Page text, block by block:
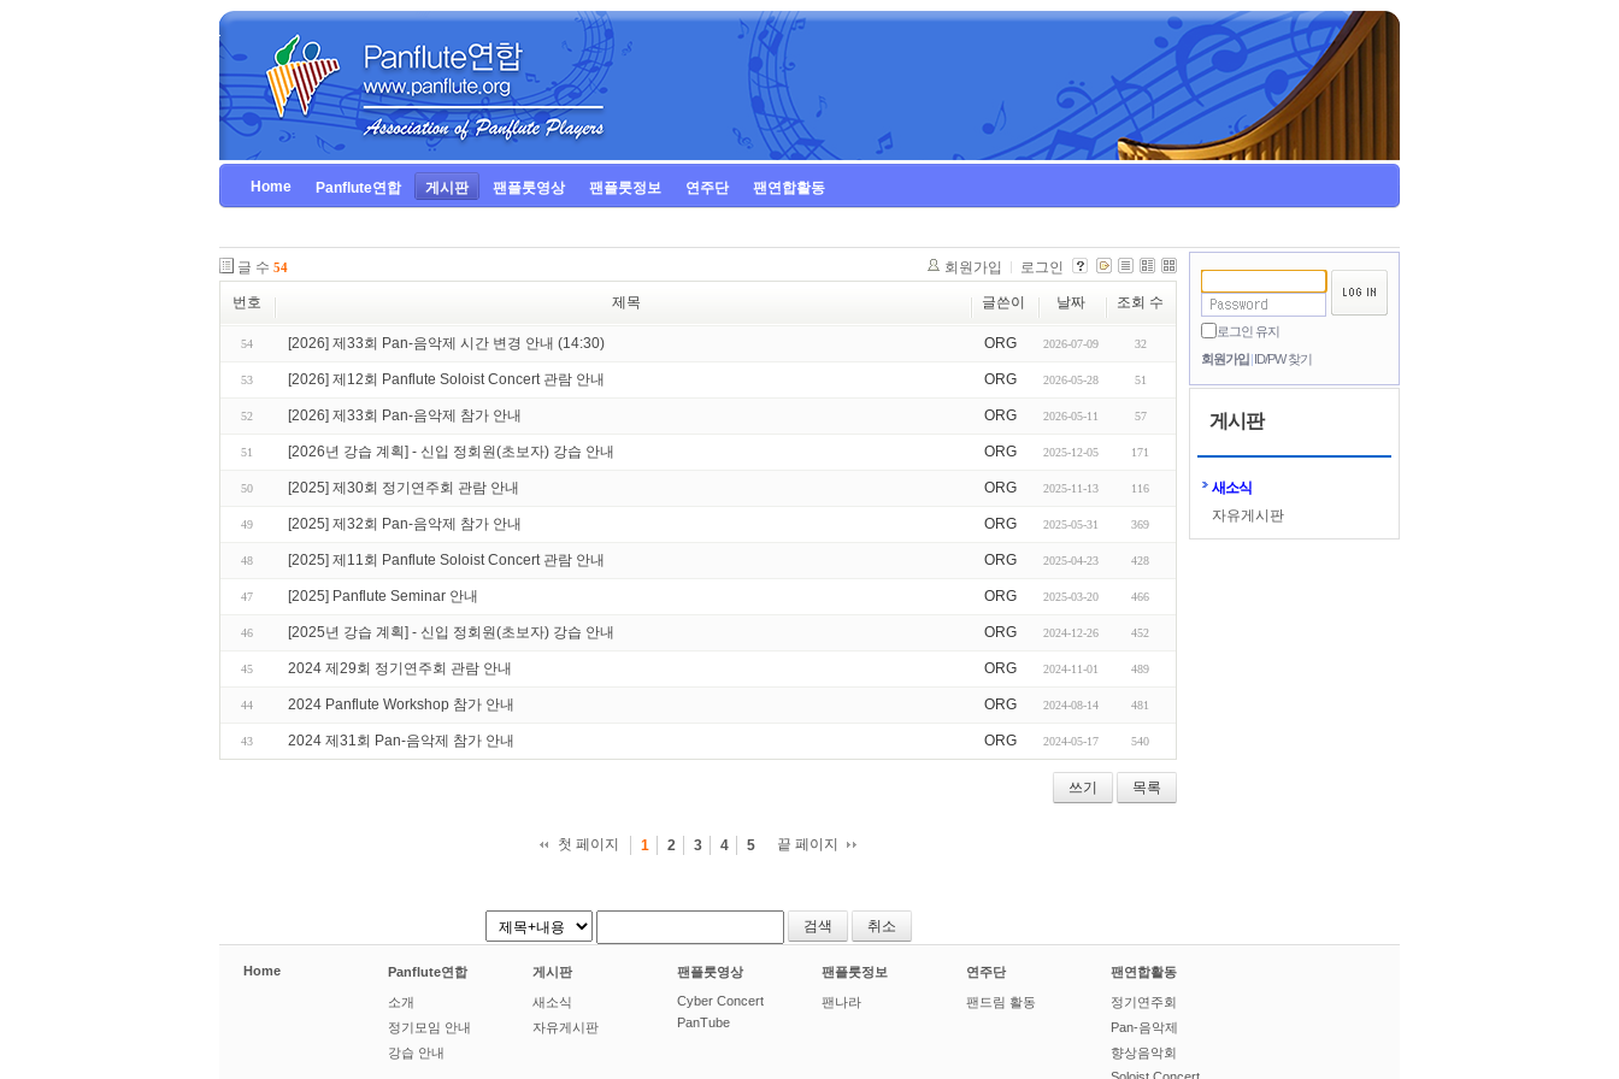
Home Panflute연합 게시판 팬플룻영상 팬플룻정보 연주단 팬연합활동
로그인 유지
회원가입 ID/PW 찾기
게시판
새소식
자유게시판
글 수 54 회원가입 로그인
번호 제목 글쓴이 날짜 조회 수
54 [2026] 제33회 Pan-음악제 시간 변경 안내 (14:30) ORG 2026-07-09 32
53 [2026] 제12회 Panflute Soloist Concert 관람 안내 ORG 2026-05-28 51
52 [2026] 제33회 Pan-음악제 참가 안내 ORG 2026-05-11 57
51 [2026년 강습 계획] - 신입 정회원(초보자) 강습 안내 ORG 2025-12-05 171
50 [2025] 제30회 정기연주회 관람 안내 ORG 2025-11-13 116
49 [2025] 제32회 Pan-음악제 참가 안내 ORG 2025-05-31 369
48 [2025] 제11회 Panflute Soloist Concert 관람 안내 ORG 2025-04-23 428
47 [2025] Panflute Seminar 안내 ORG 2025-03-20 466
46 [2025년 강습 계획] - 신입 정회원(초보자) 강습 안내 ORG 2024-12-26 452
45 2024 제29회 정기연주회 관람 안내 ORG 2024-11-01 489
44 2024 Panflute Workshop 참가 안내 ORG 2024-08-14 481
43 2024 제31회 Pan-음악제 참가 안내 ORG 2024-05-17 540
쓰기 목록
첫 페이지 1 2 3 4 5 끝 페이지
취소
Home Panflute연합
소개
정기모임 안내
강습 안내
게시판
새소식
자유게시판
팬플룻영상
Cyber Concert
PanTube
팬플룻정보
팬나라
연주단
팬드림 활동
팬연합활동
정기연주회
Pan-음악제
향상음악회